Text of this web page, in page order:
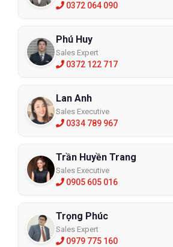
0372 064 090
Phú Huy
Sales Expert
0372 122 717
Lan Anh
Sales Executive
0334 789 967
Trần Huyền Trang
Sales Executive
0905 605 016
Trọng Phúc
Sales Expert
0979 775 160